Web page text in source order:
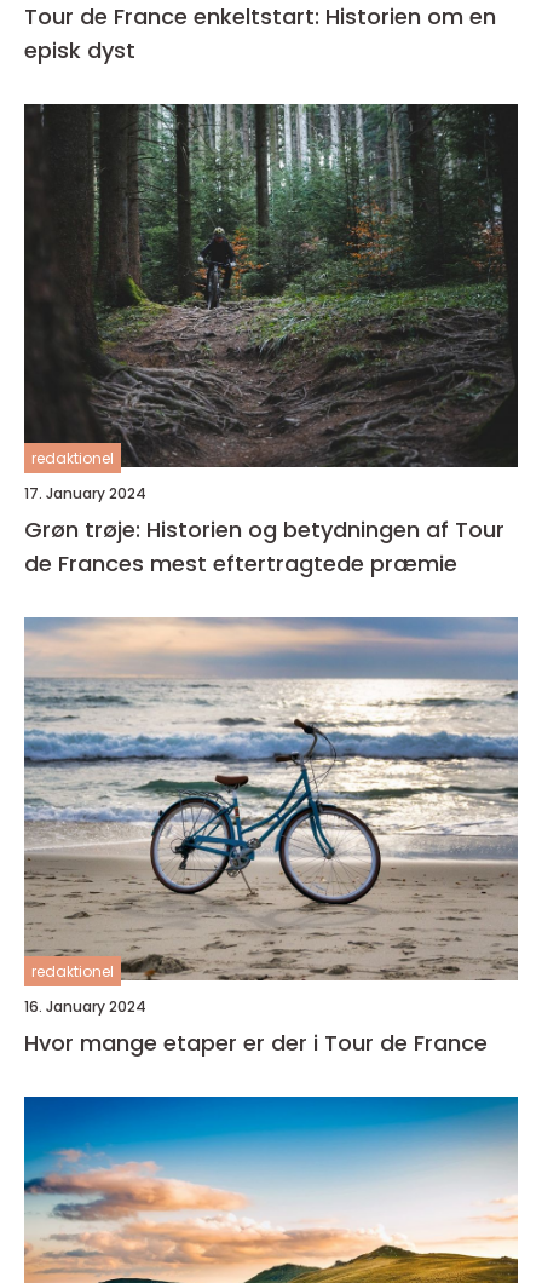
Tour de France enkeltstart: Historien om en
episk dyst
redaktionel
17. January 2024
Grøn trøje: Historien og betydningen af Tour
de Frances mest eftertragtede præmie
redaktionel
16. January 2024
Hvor mange etaper er der i Tour de France